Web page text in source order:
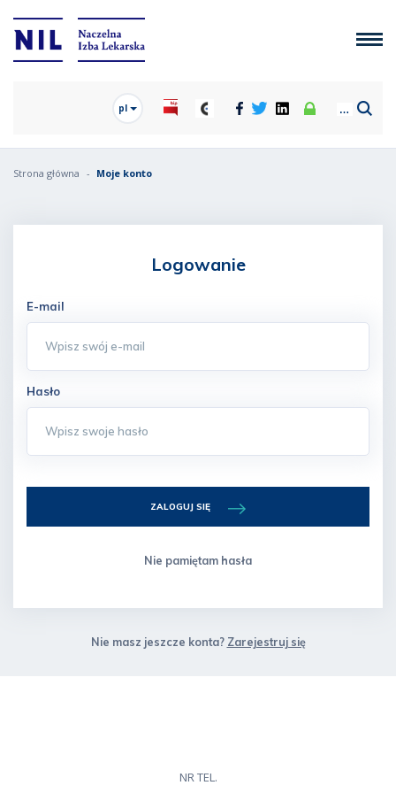
pl
Strona główna Moje konto
Logowanie
E-mail
Hasło
ZALOGUJ SIĘ
Nie pamiętam hasła
Nie masz jeszcze konta? Zarejestruj się
NR TEL.